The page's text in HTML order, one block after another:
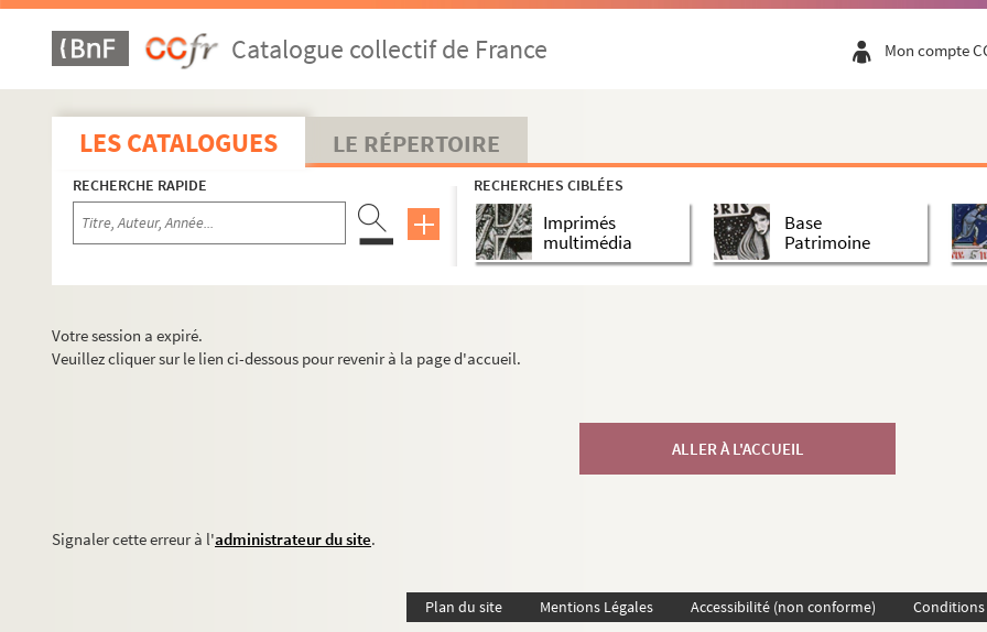
Catalogue collectif de France Mon compte
LES CATALOGUES LE RÉPERTOIRE
RECHERCHE RAPIDE RECHERCHES CIBLÉES
Imprimés
multimédia
Base
Patrimoine
Votre session a expiré.
Veuillez cliquer sur le lien ci-dessous pour revenir à la page d'accueil.
ALLER À L'ACCUEIL
Signaler cette erreur à l'administrateur du site.
Plan du site Mentions Légales Accessibilité (non conforme)